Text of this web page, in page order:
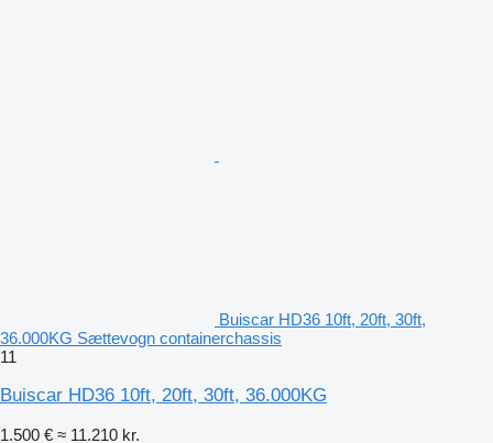
Buiscar HD36 10ft, 20ft, 30ft,
36.000KG Sættevogn containerchassis
11
Buiscar HD36 10ft, 20ft, 30ft, 36.000KG
1.500 € ≈ 11.210 kr.